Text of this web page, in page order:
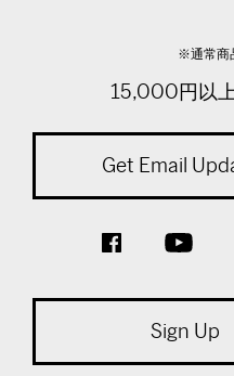
※通常商
15,000円以
Get Email
Sign Up